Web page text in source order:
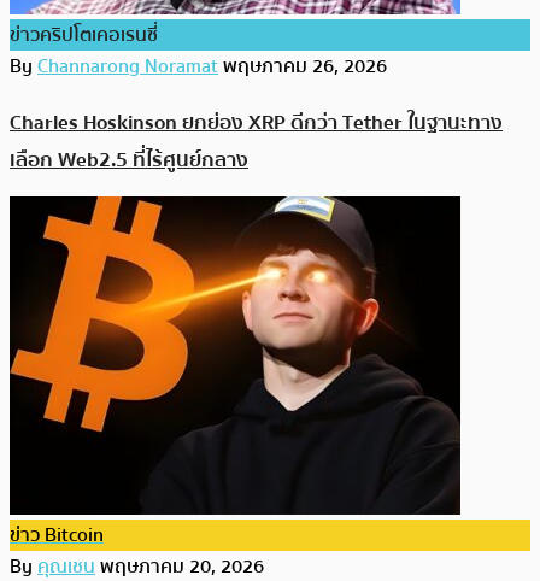
ข่าวคริปโตเคอเรนซี่
ByChannarong Noramatพฤษภาคม 26, 2026
Charles Hoskinson ยกย่อง XRP ดีกว่า Tether ในฐานะทาง
เลือก Web2.5 ที่ไร้ศูนย์กลาง
ข่าว Bitcoin
Byคุณเชนพฤษภาคม 20, 2026